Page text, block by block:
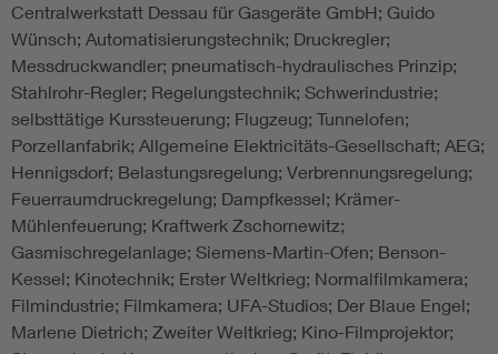
Centralwerkstatt Dessau für Gasgeräte GmbH; Guido
Wünsch; Automatisierungstechnik; Druckregler;
Messdruckwandler; pneumatisch-hydraulisches Prinzip;
Stahlrohr-Regler; Regelungstechnik; Schwerindustrie;
selbsttätige Kurssteuerung; Flugzeug; Tunnelofen;
Porzellanfabrik; Allgemeine Elektricitäts-Gesellschaft; AEG;
Hennigsdorf; Belastungsregelung; Verbrennungsregelung;
Feuerraumdruckregelung; Dampfkessel; Krämer-
Mühlenfeuerung; Kraftwerk Zschornewitz;
Gasmischregelanlage; Siemens-Martin-Ofen; Benson-
Kessel; Kinotechnik; Erster Weltkrieg; Normalfilmkamera;
Filmindustrie; Filmkamera; UFA-Studios; Der Blaue Engel;
Marlene Dietrich; Zweiter Weltkrieg; Kino-Filmprojektor;